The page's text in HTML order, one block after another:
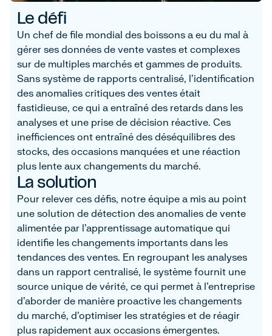
Le défi
Un chef de file mondial des boissons a eu du mal à
gérer ses données de vente vastes et complexes
sur de multiples marchés et gammes de produits.
Sans système de rapports centralisé, l'identification
des anomalies critiques des ventes était
fastidieuse, ce qui a entraîné des retards dans les
analyses et une prise de décision réactive. Ces
inefficiences ont entraîné des déséquilibres des
stocks, des occasions manquées et une réaction
plus lente aux changements du marché.
La solution
Pour relever ces défis, notre équipe a mis au point
une solution de détection des anomalies de vente
alimentée par l'apprentissage automatique qui
identifie les changements importants dans les
tendances des ventes. En regroupant les analyses
dans un rapport centralisé, le système fournit une
source unique de vérité, ce qui permet à l'entreprise
d'aborder de manière proactive les changements
du marché, d'optimiser les stratégies et de réagir
plus rapidement aux occasions émergentes.